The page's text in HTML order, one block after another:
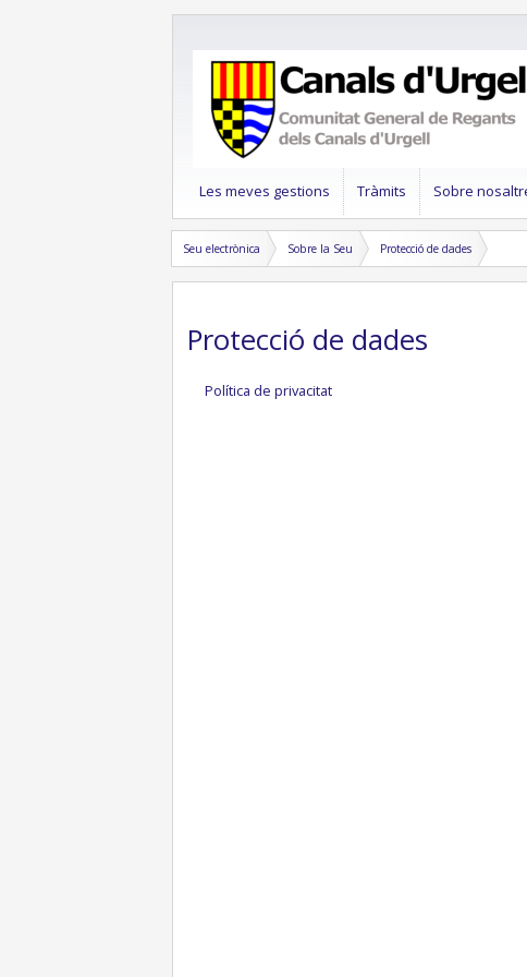
Les meves gestions Tràmits Sobre
Seu electrònica Sobre la Seu Protecció de dades
Protecció de dades
Política de privacitat